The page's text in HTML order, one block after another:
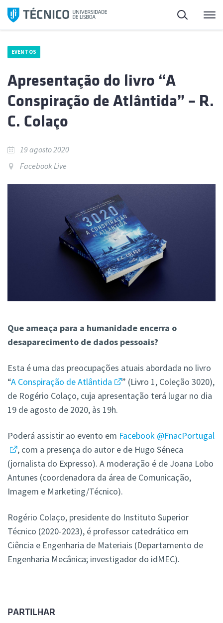
Saltar
para
Pesquisa
EVENTOS
Apresentação do livro “A
Conspiração de Atlântida” – R.
C. Colaço
19 agosto 2020
Facebook Live
Que ameaça para a humanidade encerra o
desaparecimento de dados pessoais?
Esta é uma das preocupações atuais abordada no livro
“A Conspiração de Atlântida
” (Livro 1, Coleção 3020),
de Rogério Colaço, cuja apresentação terá lugar no dia
19 de agosto de 2020, às 19h.
Poderá assistir ao evento em Facebook @FnacPortugal
, com a presença do autor e de Hugo Séneca
(jornalista do Expresso). A moderação é de Joana Lobo
Antunes (coordenadora da área de Comunicação,
Imagem e Marketing/Técnico).
Rogério Colaço, presidente do Instituto Superior
Técnico (2020-2023), é professor catedrático em
Ciência e Engenharia de Materiais (Departamento de
Engenharia Mecânica; investigador do idMEC).
PARTILHAR